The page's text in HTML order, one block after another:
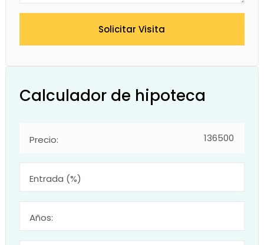
Solicitar Visita
Calculador de hipoteca
Precio:
Entrada (%)
Años: